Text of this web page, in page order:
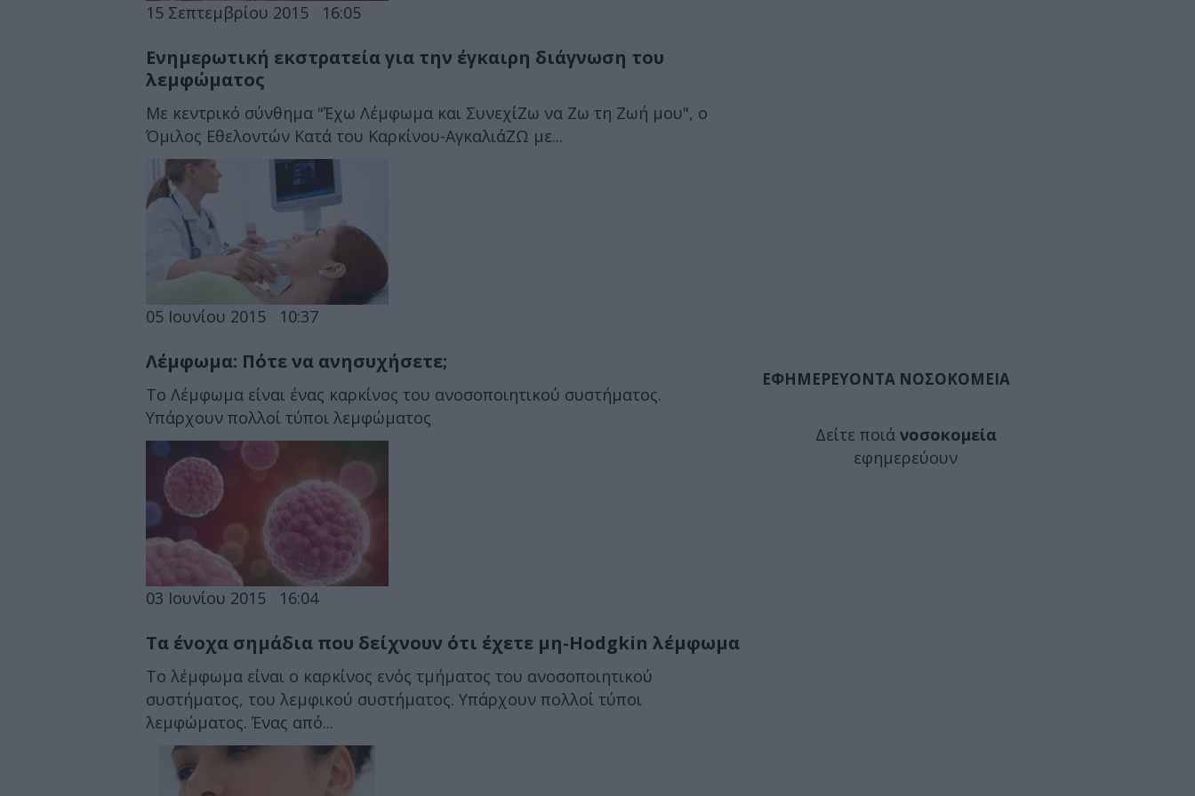
15 Σεπτεμβρίου 2015 16:05
Ενημερωτική εκστρατεία για την έγκαιρη διάγνωση του
λεμφώματος
Με κεντρικό σύνθημα "Έχω Λέμφωμα και ΣυνεχίΖω να Ζω τη Ζωή μου", ο
Όμιλος Εθελοντών Κατά του Καρκίνου-ΑγκαλιάΖΩ με...
05 Ιουνίου 2015 10:37
Λέμφωμα: Πότε να ανησυχήσετε;
Το Λέμφωμα είναι ένας καρκίνος του ανοσοποιητικού συστήματος.
Υπάρχουν πολλοί τύποι λεμφώματος
03 Ιουνίου 2015 16:04
Τα ένοχα σημάδια που δείχνουν ότι έχετε μη-Hodgkin λέμφωμα
Το λέμφωμα είναι ο καρκίνος ενός τμήματος του ανοσοποιητικού
συστήματος, του λεμφικού συστήματος. Υπάρχουν πολλοί τύποι
λεμφώματος. Ένας από...
ΕΦΗΜΕΡΕΥΟΝΤΑ ΝΟΣΟΚΟΜΕΙΑ
Δείτε ποιά νοσοκομεία
εφημερεύουν